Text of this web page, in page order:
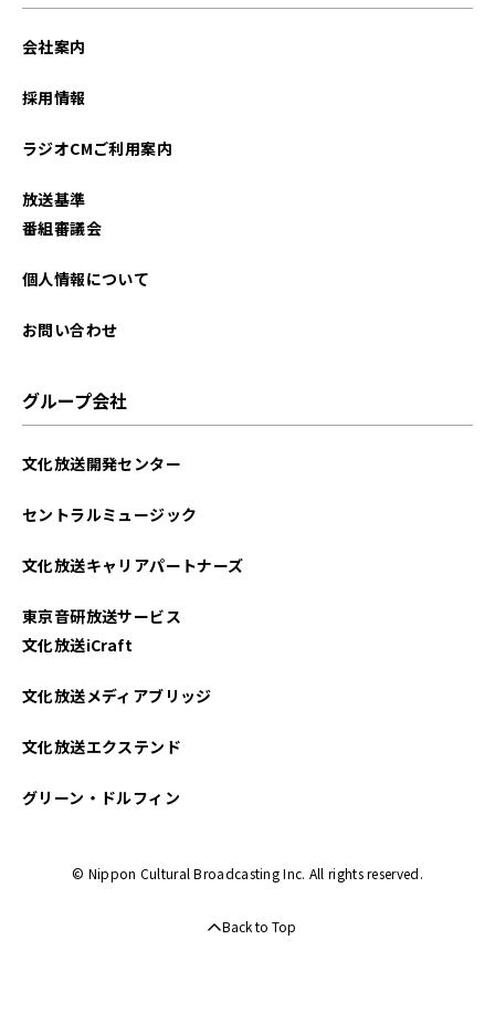
2025年09月
2025年06月
2025年01月
2024年12月
2024年11月
会社案内
採用情報
ラジオCMご利用案内
放送基準
番組審議会
個人情報について
お問い合わせ
グループ会社
文化放送開発センター
セントラルミュージック
文化放送キャリアパートナーズ
東京音研放送サービス
文化放送iCraft
文化放送メディアブリッジ
文化放送エクステンド
グリーン・ドルフィン
© Nippon Cultural Broadcasting Inc. All rights reserved.
Back to Top